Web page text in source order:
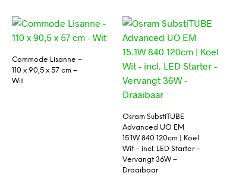
Commode Lisanne –
110 x 90,5 x 57 cm –
Wit
Osram SubstiTUBE
Advanced UO EM
15.1W 840 120cm | Koel
Wit – incl. LED Starter –
Vervangt 36W –
Draaibaar